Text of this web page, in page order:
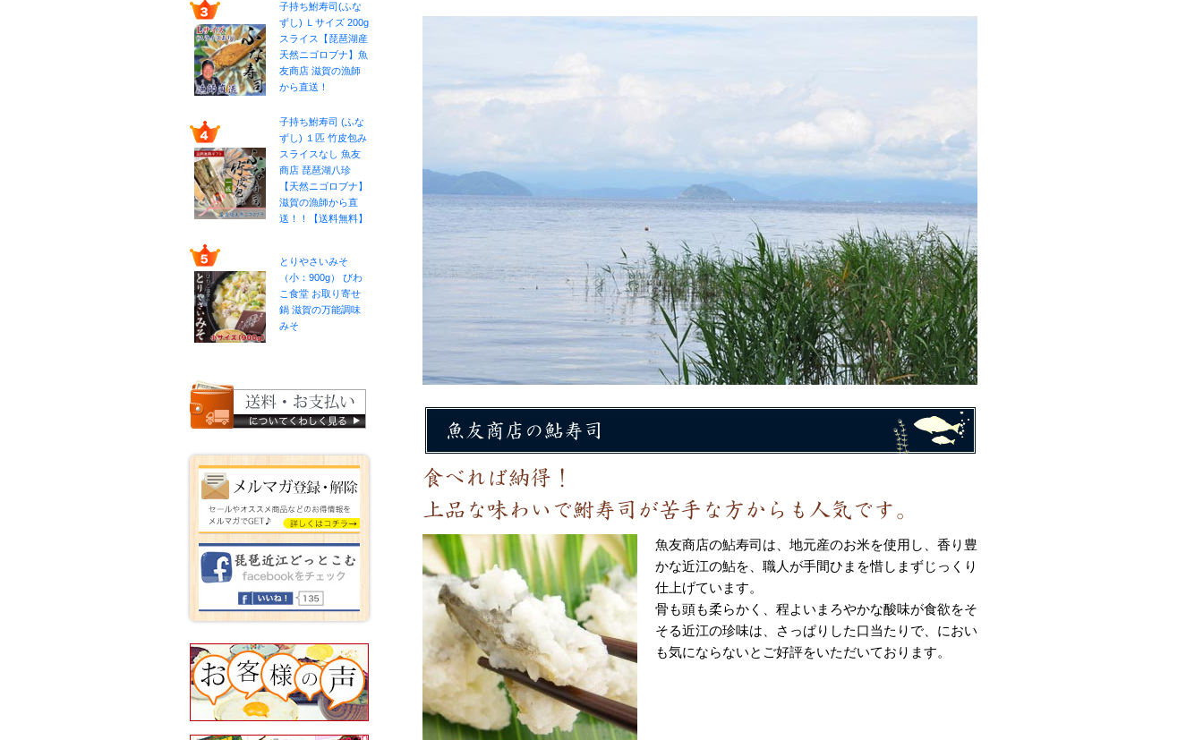
子持ち鮒寿司(ふな
ずし) Ｌサイズ 200g
スライス【琵琶湖産
天然ニゴロブナ】魚
友商店 滋賀の漁師
から直送！
子持ち鮒寿司 (ふな
ずし) １匹 竹皮包み
スライスなし 魚友
商店 琵琶湖八珍
【天然ニゴロブナ】
滋賀の漁師から直
送！！【送料無料】
とりやさいみそ
（小：900g） びわ
こ食堂 お取り寄せ
鍋 滋賀の万能調味
みそ
魚友商店の鮎寿司は、地元産のお米を使用し、香り豊
かな近江の鮎を、職人が手間ひまを惜しまずじっくり
仕上げています。
骨も頭も柔らかく、程よいまろやかな酸味が食欲をそ
そる近江の珍味は、さっぱりした口当たりで、におい
も気にならないとご好評をいただいております。